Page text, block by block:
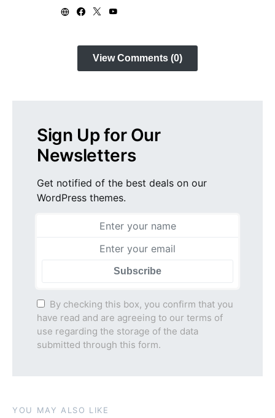
View Comments (0)
Sign Up for Our
Newsletters
Get notified of the best deals on our
WordPress themes.
Subscribe
By checking this box, you confirm that you
have read and are agreeing to our terms of
use regarding the storage of the data
submitted through this form.
YOU MAY ALSO LIKE